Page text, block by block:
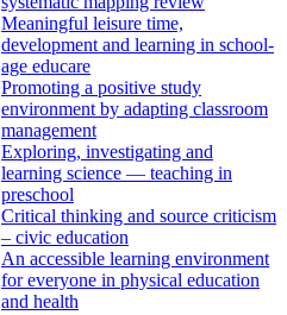
Meaningful leisure time,
development and learning in school-
age educare
Promoting a positive study
environment by adapting classroom
management
Exploring, investigating and
learning science — teaching in
preschool
Critical thinking and source criticism
– civic education
An accessible learning environment
for everyone in physical education
and health